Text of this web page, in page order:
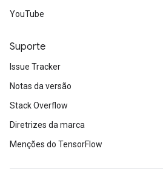
YouTube
Suporte
Issue Tracker
Notas da versão
Stack Overflow
Diretrizes da marca
Menções do TensorFlow